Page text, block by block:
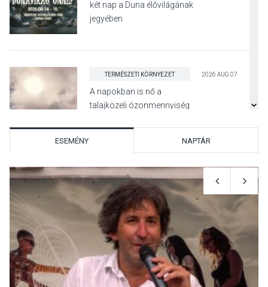
két nap a Duna élővilágának
jegyében
TERMÉSZETI KÖRNYEZET 2026 AUG 07
A napokban is nő a
talajközeli ózonmennyiség
KULTÚRA
Mi a pszichológia, és miért
van rá szükségünk? –
Beszélgetés a Kacsakő
Irodalmi Színpadon
KULTÚRA 2026 AUG 06
ESEMÉNY NAPTÁR